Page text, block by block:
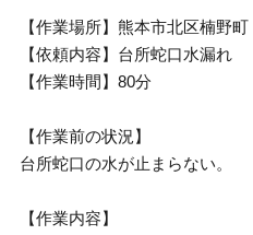
【作業場所】熊本市北区楠野町
【依頼内容】台所蛇口水漏れ
【作業時間】80分
【作業前の状況】
台所蛇口の水が止まらない。
【作業内容】